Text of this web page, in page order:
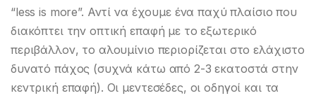
“less is more”. Αντί να έχουμε ένα παχύ πλαίσιο που
διακόπτει την οπτική επαφή με το εξωτερικό
περιβάλλον, το αλουμίνιο περιορίζεται στο ελάχιστο
δυνατό πάχος (συχνά κάτω από 2-3 εκατοστά στην
κεντρική επαφή). Οι μεντεσέδες, οι οδηγοί και τα